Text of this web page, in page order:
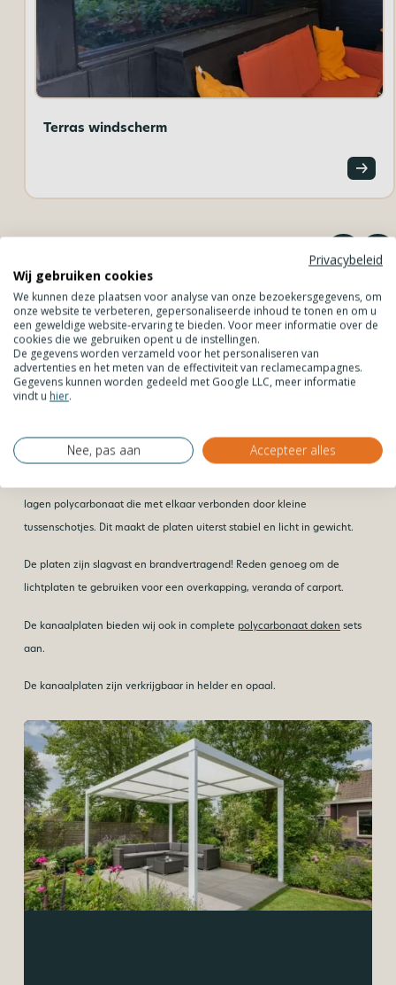
Terras windscherm
Verschillende lichtplaten
Er zijn verschillende soorten lichtplaten van diverse materialen. Iedere
soort en ieder materiaal heeft zijn eigen lichtdoorlaat. Lees hieronder
wat de belangrijkste verschillen zijn.
Kanaalplaten
lagen polycarbonaat die met elkaar verbonden door kleine
tussenschotjes. Dit maakt de platen uiterst stabiel en licht in gewicht.
De platen zijn slagvast en brandvertragend! Reden genoeg om de
lichtplaten te gebruiken voor een overkapping, veranda of carport.
De kanaalplaten bieden wij ook in complete polycarbonaat daken sets
aan.
De kanaalplaten zijn verkrijgbaar in helder en opaal.
Privacybeleid
Wij gebruiken cookies
We kunnen deze plaatsen voor analyse van onze bezoekersgegevens, om
onze website te verbeteren, gepersonaliseerde inhoud te tonen en om u
een geweldige website-ervaring te bieden. Voor meer informatie over de
cookies die we gebruiken opent u de instellingen.
De gegevens worden verzameld voor het personaliseren van
advertenties en het meten van de effectiviteit van reclamecampagnes.
Gegevens kunnen worden gedeeld met Google LLC, meer informatie
vindt u hier.
Nee, pas aan Accepteer alles